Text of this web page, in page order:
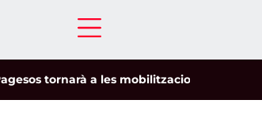
a les mobilitzacions per defensar els